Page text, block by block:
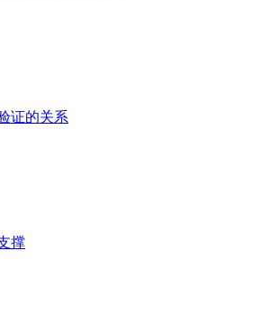
证的关系
撑